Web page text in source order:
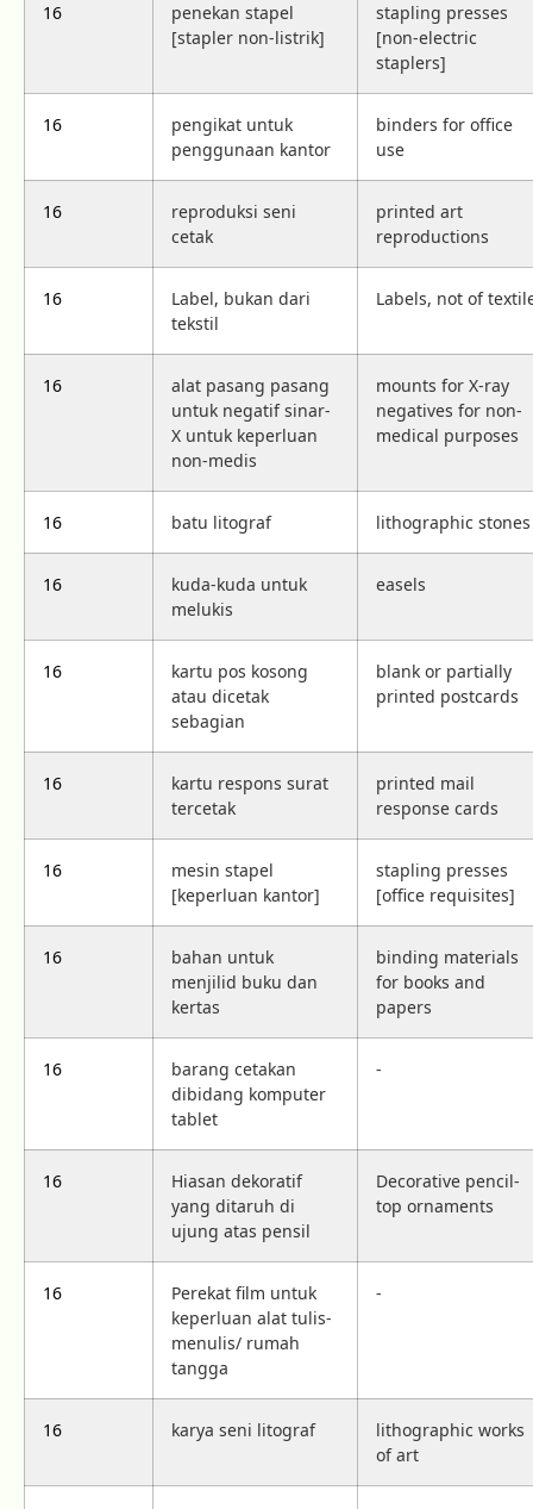
16
penekan stapel
[stapler non-listrik]
stapling presses
[non-electric
staplers]
16
pengikat untuk
penggunaan kantor
binders for office
use
16
reproduksi seni
cetak
printed art
reproductions
16
Label, bukan dari
tekstil
Labels, not of
16
alat pasang pasang
untuk negatif sinar-
X untuk keperluan
non-medis
mounts for X-ray
negatives for non-
medical purposes
16 batu litograf lithographic stones
16
kuda-kuda untuk
melukis
easels
16
kartu pos kosong
atau dicetak
sebagian
blank or partially
printed postcards
16
kartu respons surat
tercetak
printed mail
response cards
16
mesin stapel
[keperluan kantor]
stapling presses
[office requisites]
16
bahan untuk
menjilid buku dan
kertas
binding materials
for books and
papers
16
barang cetakan
dibidang komputer
tablet
-
16
Hiasan dekoratif
yang ditaruh di
ujung atas pensil
Decorative pencil-
top ornaments
16
Perekat film untuk
keperluan alat tulis-
menulis/ rumah
tangga
-
16 karya seni litograf
lithographic works
of art